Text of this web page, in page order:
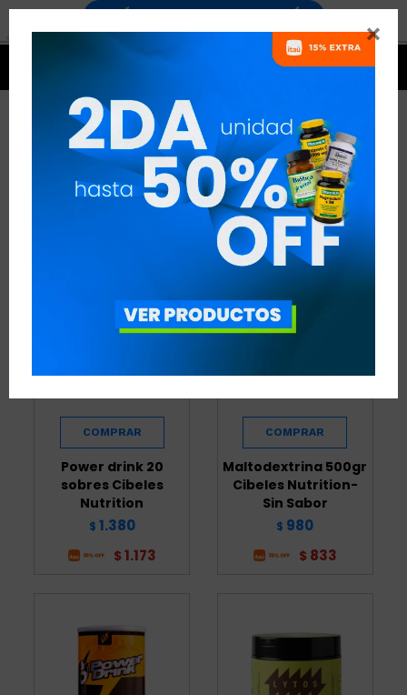

ENERGÍA
RECOMENDADOS
Power drink 20
sobres Cibeles
Nutrition
$ 1.380
$ 1.173
Maltodextrina 500gr
Cibeles Nutrition-
Sin Sabor
$ 980
$ 833